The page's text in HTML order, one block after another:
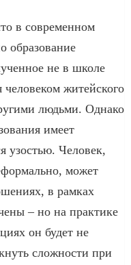
в современном
образование
не в школе
человеком житейского
людьми. Однако
имеет
узостью. Человек,
может
в рамках
– но на практике
он будет не
сложности при